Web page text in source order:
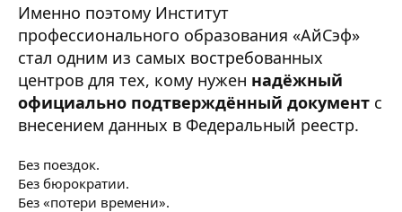
Именно поэтому Институт
профессионального образования «АйСэф»
стал одним из самых востребованных
центров для тех, кому нужен надёжный
официально подтверждённый документ с
внесением данных в Федеральный реестр.
Без поездок.
Без бюрократии.
Без «потери времени».